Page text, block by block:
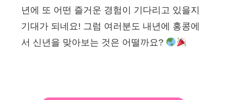
년에 또 어떤 즐거운 경험이 기다리고 있을지
기대가 되네요! 그럼 여러분도 내년에 홍콩에
서 신년을 맞아보는 것은 어떨까요?